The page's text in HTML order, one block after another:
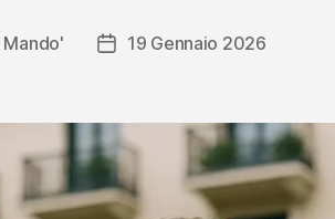
Data19 Gennaio 2026